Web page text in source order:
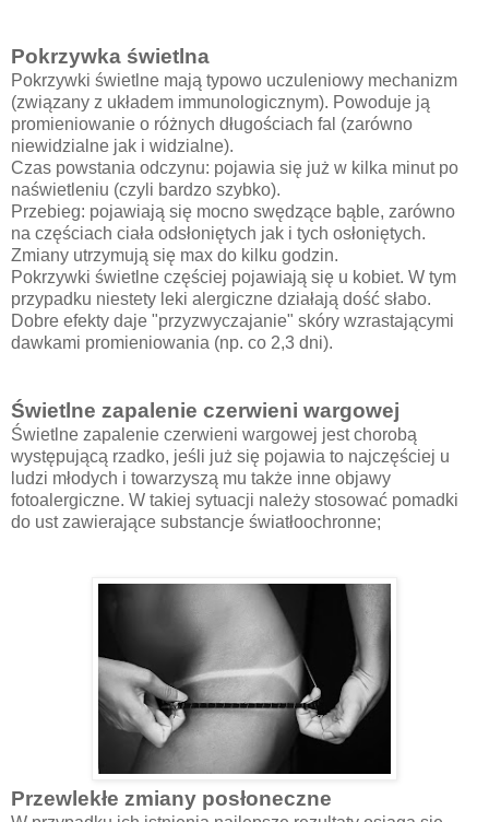
Pokrzywka świetlna
Pokrzywki świetlne mają typowo uczuleniowy mechanizm
(związany z układem immunologicznym). Powoduje ją
promieniowanie o różnych długościach fal (zarówno
niewidzialne jak i widzialne).
Czas powstania odczynu: pojawia się już w kilka minut po
naświetleniu (czyli bardzo szybko).
Przebieg: pojawiają się mocno swędzące bąble, zarówno
na częściach ciała odsłoniętych jak i tych osłoniętych.
Zmiany utrzymują się max do kilku godzin.
Pokrzywki świetlne częściej pojawiają się u kobiet. W tym
przypadku niestety leki alergiczne działają dość słabo.
Dobre efekty daje "przyzwyczajanie" skóry wzrastającymi
dawkami promieniowania (np. co 2,3 dni).
Świetlne zapalenie czerwieni wargowej
Świetlne zapalenie czerwieni wargowej jest chorobą
występującą rzadko, jeśli już się pojawia to najczęściej u
ludzi młodych i towarzyszą mu także inne objawy
fotoalergiczne. W takiej sytuacji należy stosować pomadki
do ust zawierające substancje światłoochronne;
Przewlekłe zmiany posłoneczne